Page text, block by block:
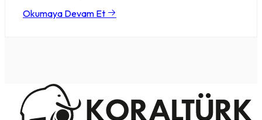
Okumaya Devam Et